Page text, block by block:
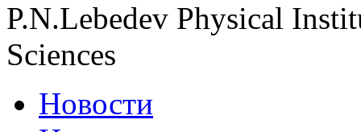
P.N.Lebedev Physical
Sciences
Новости